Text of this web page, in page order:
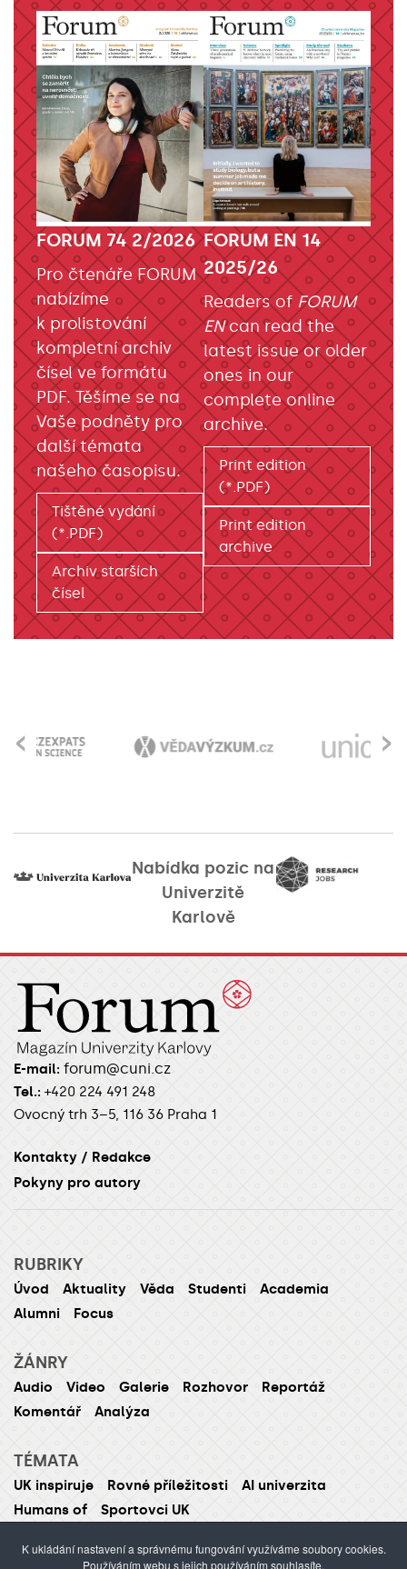
FORUM 74 2/2026
Pro čtenáře FORUM
nabízíme
k prolistování
kompletní archiv
čísel ve formátu
PDF. Těšíme se na
Vaše podněty pro
další témata
našeho časopisu.
Tištěné vydání
(*.PDF)
Archiv starších
čísel
FORUM EN 14
2025/26
Readers of FORUM
ENcan read the
latest issue or older
ones in our
complete online
archive.
Print edition
(*.PDF)
Print edition
archive
›
‹
Nabídka pozic na
Univerzitě
Karlově
E-mail: forum@cuni.cz
Tel.: +420 224 491 248
Ovocný trh 3–5, 116 36 Praha 1
Kontakty / Redakce
Pokyny pro autory
RUBRIKY
Úvod Aktuality Věda Studenti
Academia
Alumni
Focus
ŽÁNRY
Audio Video Galerie Rozhovor
Reportáž
Komentář
Analýza
TÉMATA
UK inspiruje Rovné příležitosti
AI univerzita
Humans of
Sportovci UK
K ukládání nastavení a správnému fungování využíváme soubory cookies.
Používáním webu s jejich používáním souhlasíte.